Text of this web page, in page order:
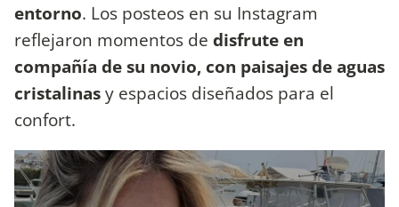
entorno. Los posteos en su Instagram
reflejaron momentos de disfrute en
compañía de su novio, con paisajes de aguas
cristalinasy espacios diseñados para el
confort.